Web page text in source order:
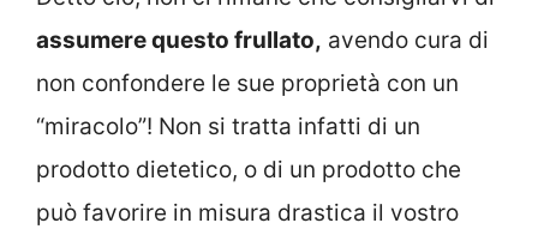
assumere questo frullato, avendo cura di
non confondere le sue proprietà con un
“miracolo”! Non si tratta infatti di un
prodotto dietetico, o di un prodotto che
può favorire in misura drastica il vostro